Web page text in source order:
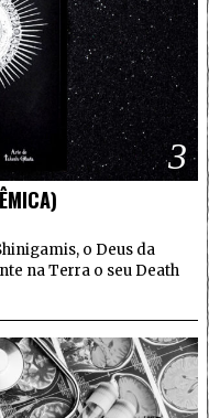
3
o Deus da
na Terra o seu Death